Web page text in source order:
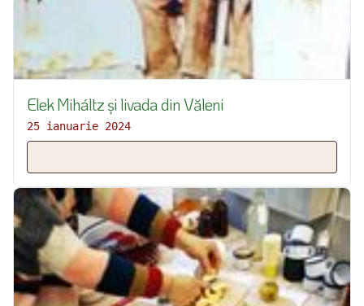
Elek Miháltz și livada din Văleni
25 ianuarie 2024